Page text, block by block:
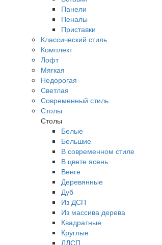
Панели
Пеналы
Приставки
Классический стиль
Комплект
Лофт
Мягкая
Недорогая
Светлая
Современный стиль
Столы
Столы
Белые
Большие
В современном стиле
В цвете ясень
Венге
Деревянные
Дуб
Из ДСП
Из массива дерева
Квадратные
Круглые
ЛДСП